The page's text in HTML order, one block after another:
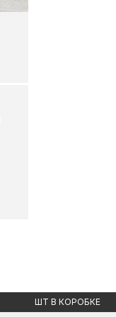
ШТ В КОРОБКЕ